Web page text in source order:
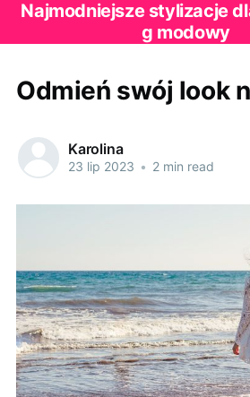
Najmodniejsze stylizacje
g modowy
Odmień swój look
Karolina
23 lip 2023 • 2 min read